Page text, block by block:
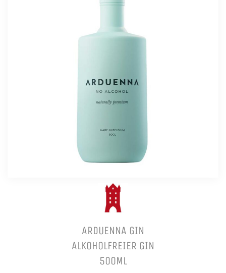
ARDUENNA GIN
ALKOHOLFREIER GIN
500ML